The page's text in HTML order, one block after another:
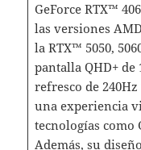
GeForce RTX™
las versiones
la RTX™ 5050,
pantalla QHD+ de
refresco de
una experiencia
tecnologías como
Además, su